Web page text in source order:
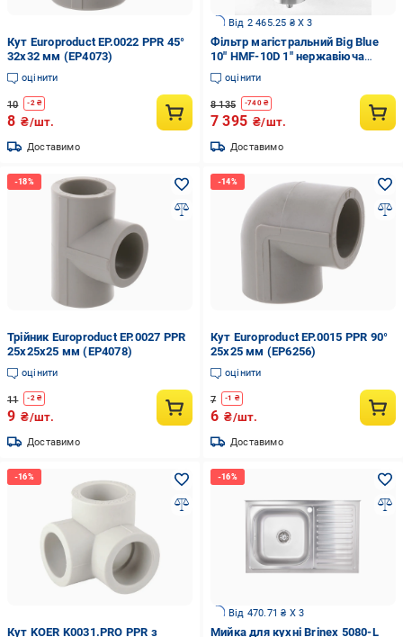
Кут Europroduct EP.0022 PPR 45°
32x32 мм (EP4073)
оцінити
10 -2₴
8 ₴/шт.
Доставимо
Від 2 465.25 ₴ X 3
Фільтр магістральний Big Blue
10" HMF-10D 1" нержавіюча
сталь з дренажним
підключенням 1/2"
(66778803358)
оцінити
8 135 -740₴
7 395 ₴/шт.
Доставимо
Трійник Europroduct EP.0027 PPR
25x25x25 мм (EP4078)
оцінити
11 -2₴
9 ₴/шт.
Доставимо
Кут Europroduct EP.0015 PPR 90°
25x25 мм (EP6256)
оцінити
7 -1 ₴
6 ₴/шт.
Доставимо
Кут KOER K0031.PRO PPR з
Від 470.71 ₴ X 3
Мийка для кухні Brinex 5080-L